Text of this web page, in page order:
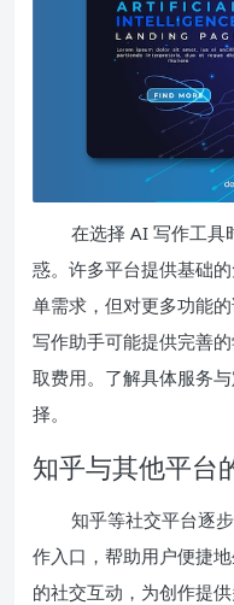
在选择 AI 写作工具
惑。许多平台提供基础
单需求，但对更多功能
写作助手可能提供完善
取费用。了解具体服务
择。
知乎与其他平台
知乎等社交平台逐
作入口，帮助用户便捷
的社交互动，为创作提